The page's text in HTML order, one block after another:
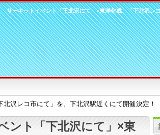
サーキットイベント「下北沢にて」×東洋化成、「下北沢レ
沢レコ市にて」を、下北沢駅近くにて開催決定！
ント「下北沢にて」×東